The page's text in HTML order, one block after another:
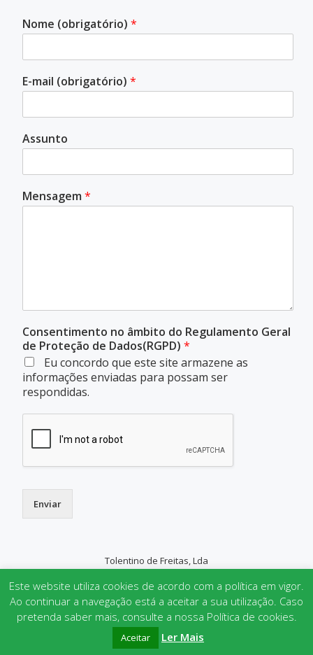
Nome (obrigatório) *
E-mail (obrigatório) *
Assunto
Mensagem *
Consentimento no âmbito do Regulamento Geral
de Proteção de Dados(RGPD) *
Eu concordo que este site armazene as
informações enviadas para possam ser
respondidas.
Enviar
Tolentino de Freitas, Lda
MENU
Parallax Onepowered byWordPress
Este website utiliza cookies de acordo com a política em vigor.
Ao continuar a navegação está a aceitar a sua utilização. Caso
pretenda saber mais, consulte a nossa Política de cookies.
Aceitar Ler Mais